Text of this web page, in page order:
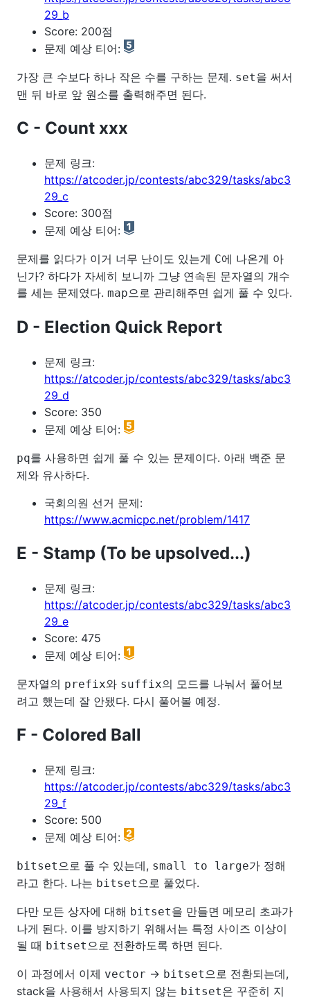
29_b
Score: 200점
문제 예상 티어:
가장 큰 수보다 하나 작은 수를 구하는 문제. set을 써서
맨 뒤 바로 앞 원소를 출력해주면 된다.
C - Count xxx
문제 링크:
https://atcoder.jp/contests/abc329/tasks/abc3
29_c
Score: 300점
문제 예상 티어:
문제를 읽다가 이거 너무 난이도 있는게 C에 나온게 아
닌가? 하다가 자세히 보니까 그냥 연속된 문자열의 개수
를 세는 문제였다. map으로 관리해주면 쉽게 풀 수 있다.
D - Election Quick Report
문제 링크:
https://atcoder.jp/contests/abc329/tasks/abc3
29_d
Score: 350
문제 예상 티어:
pq를 사용하면 쉽게 풀 수 있는 문제이다. 아래 백준 문
제와 유사하다.
국회의원 선거 문제:
https://www.acmicpc.net/problem/1417
E - Stamp (To be upsolved...)
문제 링크:
https://atcoder.jp/contests/abc329/tasks/abc3
29_e
Score: 475
문제 예상 티어:
문자열의 prefix와 suffix의 모드를 나눠서 풀어보
려고 했는데 잘 안됐다. 다시 풀어볼 예정.
F - Colored Ball
문제 링크:
https://atcoder.jp/contests/abc329/tasks/abc3
29_f
Score: 500
문제 예상 티어:
bitset 으로 풀 수 있는데, small to large가 정해
라고 한다. 나는 bitset 으로 풀었다.
다만 모든 상자에 대해 bitset을 만들면 메모리 초과가
나게 된다. 이를 방지하기 위해서는 특정 사이즈 이상이
될 때 bitset 으로 전환하도록 하면 된다.
이 과정에서 이제 vector -> bitset 으로 전환되는데,
stack을 사용해서 사용되지 않는 bitset은 꾸준히 지